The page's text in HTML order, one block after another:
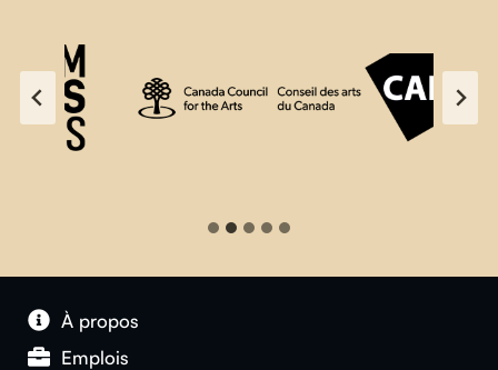
À propos
Emplois